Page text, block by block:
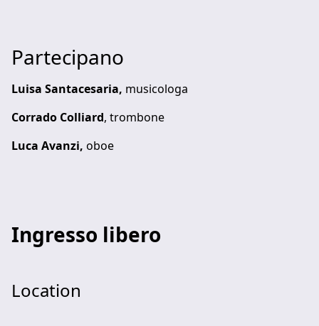
Partecipano
Luisa Santacesaria, musicologa
Corrado Colliard, trombone
Luca Avanzi, oboe
Ingresso libero
Location